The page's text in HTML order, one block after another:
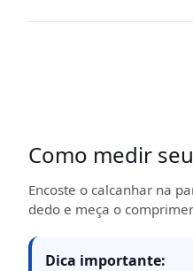
Como medir
Encoste o calcanhar na
dedo e meça o
Dica importante: